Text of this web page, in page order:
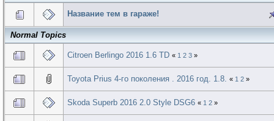
Название тем в гараже!
Normal Topics
Citroen Berlingo 2016 1.6 TD « 1 2 3 »
Toyota Prius 4-го поколения . 2016 год. 1.8.« 1 2 »
Skoda Superb 2016 2.0 Style DSG6 « 1 2 »